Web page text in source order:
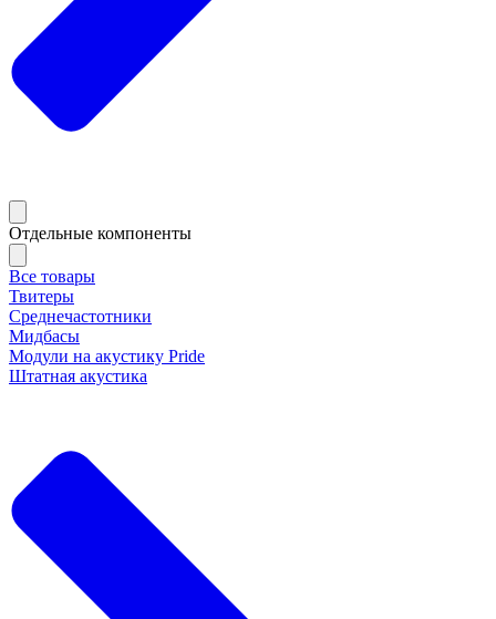
Отдельные компоненты
Все товары
Твитеры
Среднечастотники
Мидбасы
Модули на акустику Pride
Штатная акустика